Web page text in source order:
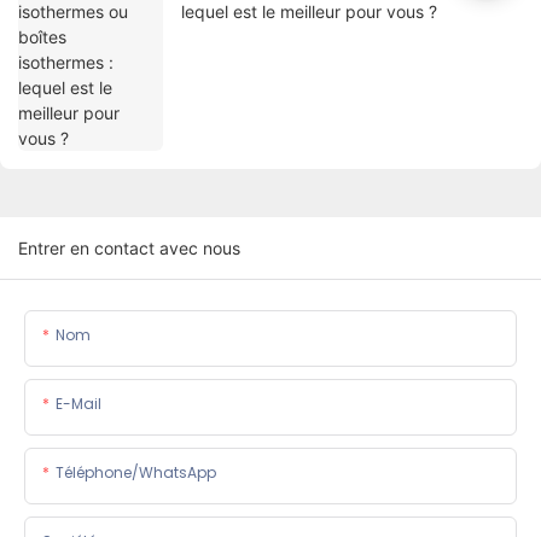
lequel est le meilleur pour vous ?
Entrer en contact avec nous
Nom
E-Mail
Téléphone/WhatsApp